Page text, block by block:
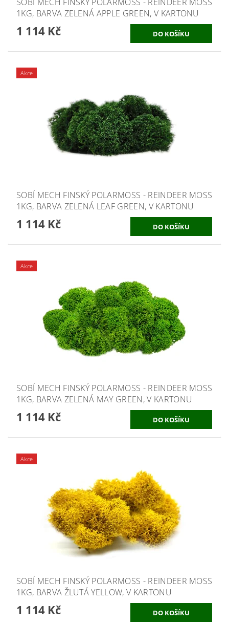
1KG, BARVA ZELENÁ APPLE GREEN, V KARTONU
1 114 Kč
Akce
SOBÍ MECH FINSKÝ POLARMOSS - REINDEER MOSS
1KG, BARVA ZELENÁ LEAF GREEN, V KARTONU
1 114 Kč
Akce
SOBÍ MECH FINSKÝ POLARMOSS - REINDEER MOSS
1KG, BARVA ZELENÁ MAY GREEN, V KARTONU
1 114 Kč
Akce
SOBÍ MECH FINSKÝ POLARMOSS - REINDEER MOSS
1KG, BARVA ŽLUTÁ YELLOW, V KARTONU
1 114 Kč